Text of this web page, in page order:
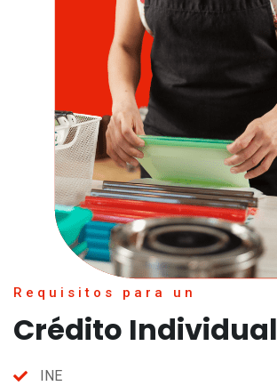
Requisitos para un
Crédito Individual
INE